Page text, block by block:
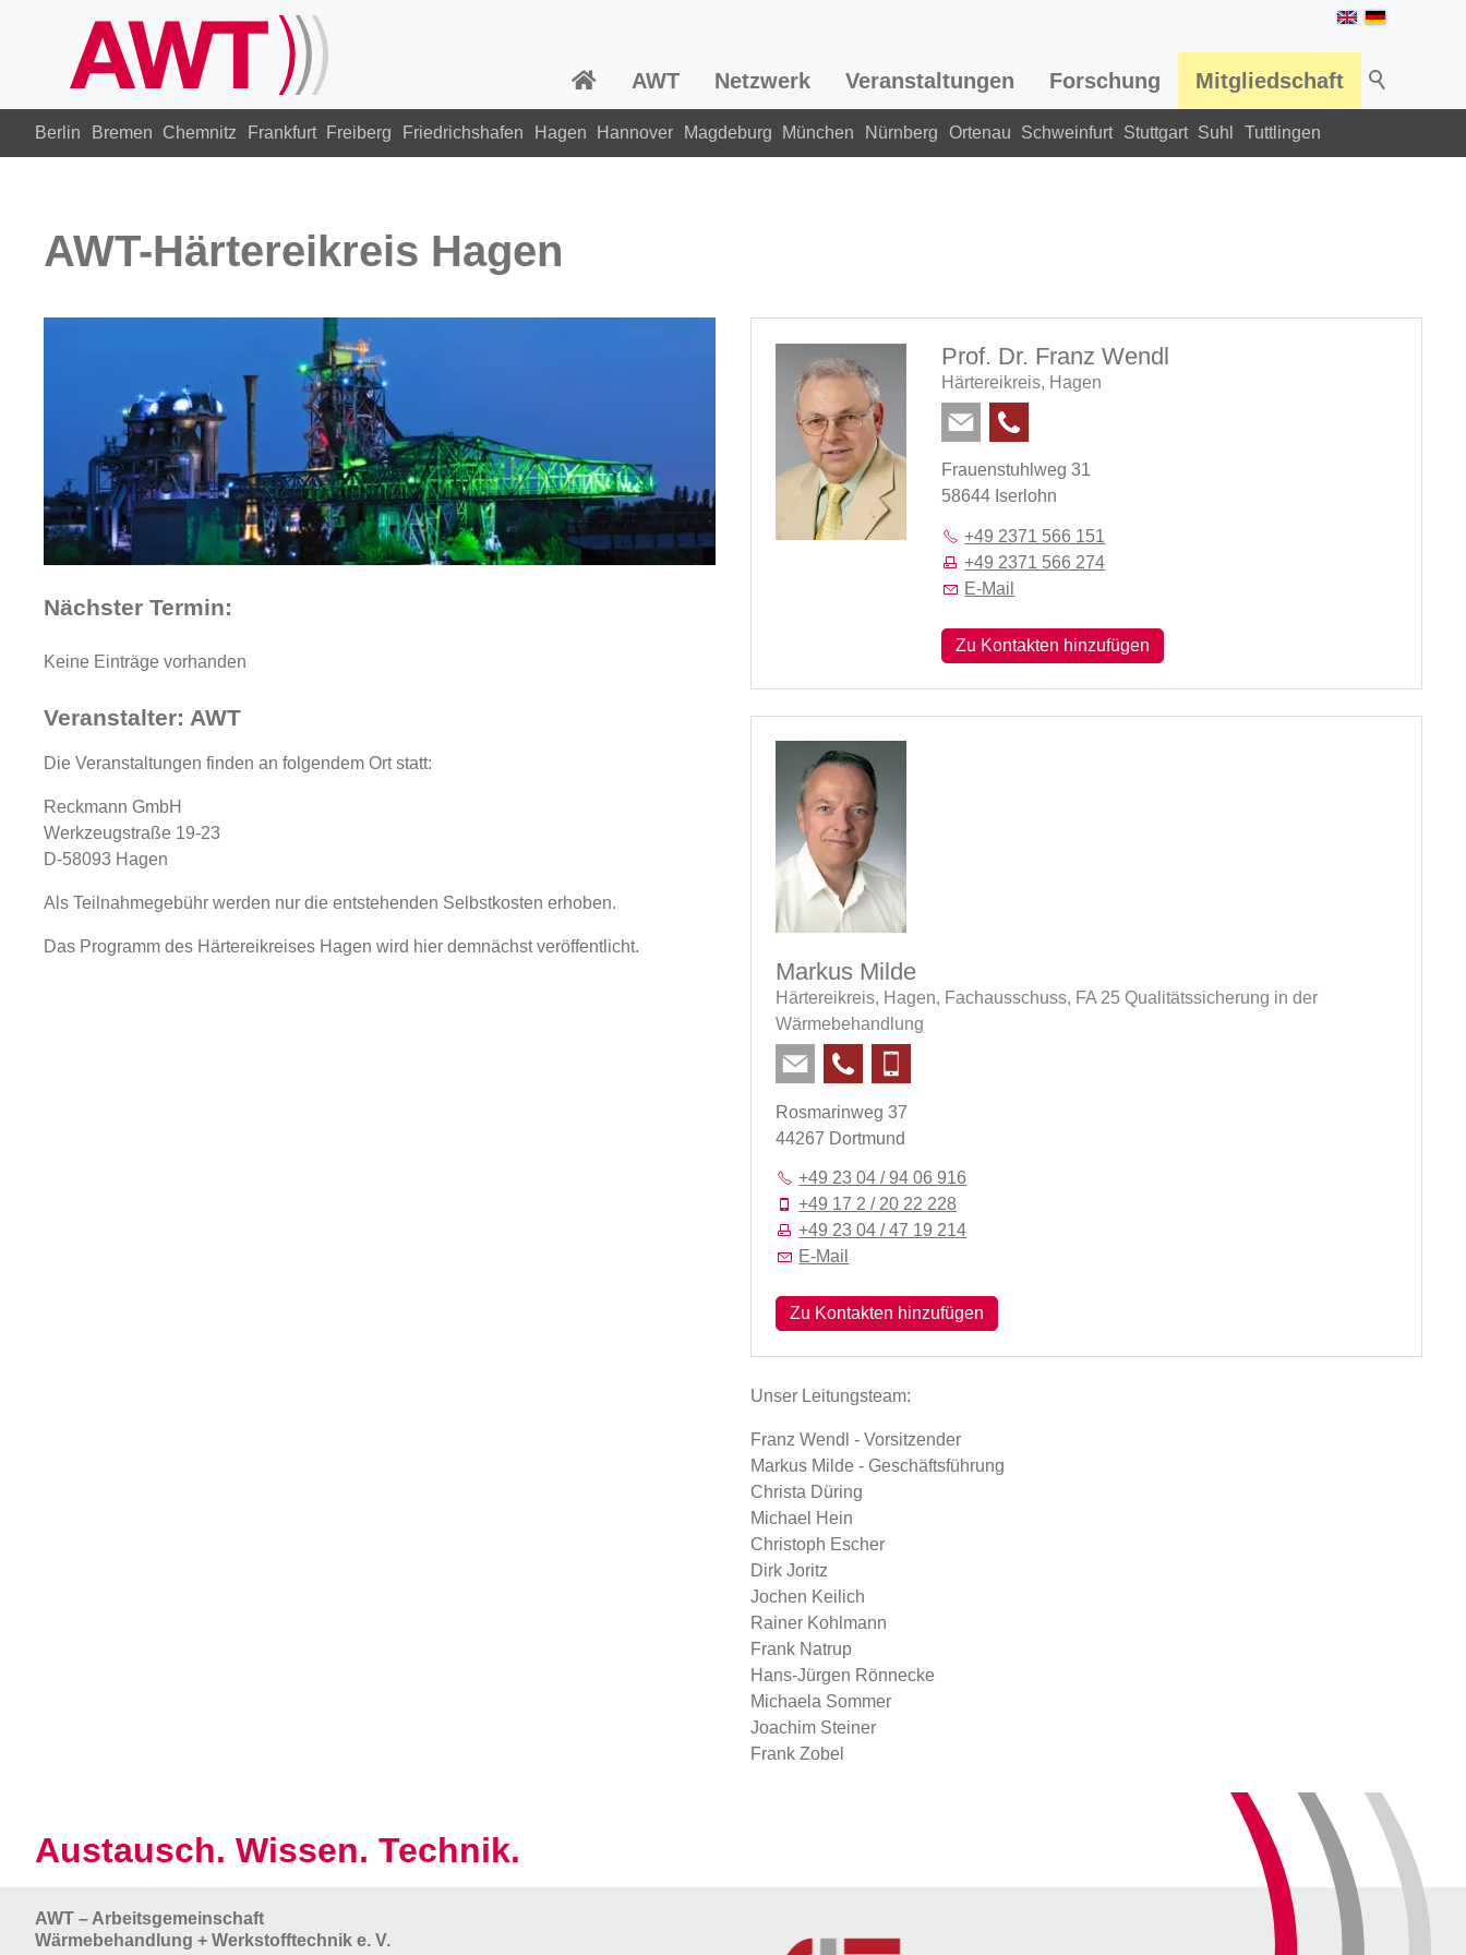
AWT Netzwerk Veranstaltungen Forschung Mitgliedschaft
Berlin Bremen Chemnitz Frankfurt Freiberg Friedrichshafen Hagen Hannover Magdeburg München Nürnberg Ortenau Schweinfurt Stuttgart Suhl Tuttlingen
AWT-Härtereikreis Hagen
Nächster Termin:
Keine Einträge vorhanden
Veranstalter: AWT
Die Veranstaltungen finden an folgendem Ort statt:
Reckmann GmbH
Werkzeugstraße 19-23
D-58093 Hagen
Als Teilnahmegebühr werden nur die entstehenden Selbstkosten erhoben.
Das Programm des Härtereikreises Hagen wird hier demnächst veröffentlicht.
Prof. Dr. Franz Wendl
Härtereikreis, Hagen
Frauenstuhlweg 31
58644 Iserlohn
+49 2371 566 151
+49 2371 566 274
E-Mail
Zu Kontakten hinzufügen
Markus Milde
Härtereikreis, Hagen, Fachausschuss, FA 25 Qualitätssicherung in der
Wärmebehandlung
Rosmarinweg 37
44267 Dortmund
+49 23 04 / 94 06 916
+49 17 2 / 20 22 228
+49 23 04 / 47 19 214
E-Mail
Zu Kontakten hinzufügen
Unser Leitungsteam:
Franz Wendl - Vorsitzender
Markus Milde - Geschäftsführung
Christa Düring
Michael Hein
Christoph Escher
Dirk Joritz
Jochen Keilich
Rainer Kohlmann
Frank Natrup
Hans-Jürgen Rönnecke
Michaela Sommer
Joachim Steiner
Frank Zobel
Austausch. Wissen. Technik.
AWT – Arbeitsgemeinschaft
Wärmebehandlung + Werkstofftechnik e. V.